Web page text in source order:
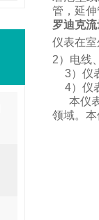
管， 延
罗迪克
仪表在
2）电线
3）仪
4）仪
本仪
领域。 本